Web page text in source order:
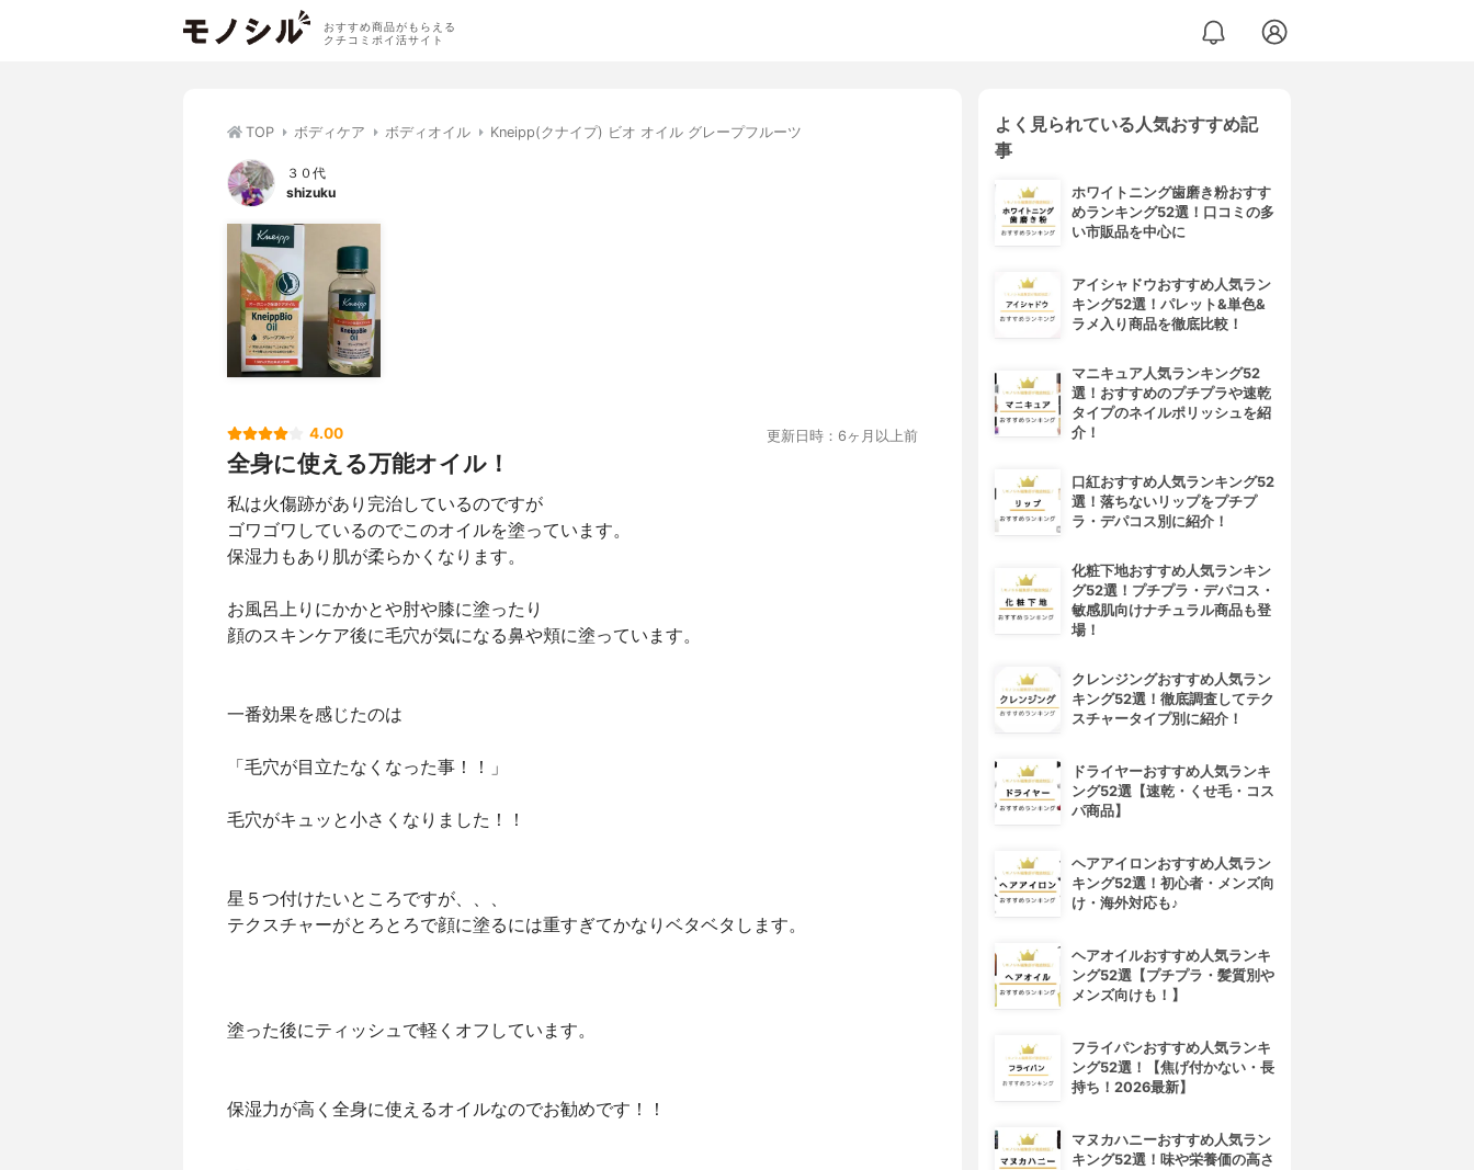
おすすめ商品がもらえる
クチコミポイ活サイト
TOP ボディケア ボディオイル Kneipp(クナイプ) ビオ オイル グレープフルーツ
３０代
shizuku
4.00 更新日時：6ヶ月以上前
全身に使える万能オイル！
私は火傷跡があり完治しているのですが
ゴワゴワしているのでこのオイルを塗っています。
保湿力もあり肌が柔らかくなります。
お風呂上りにかかとや肘や膝に塗ったり
顔のスキンケア後に毛穴が気になる鼻や頬に塗っています。
一番効果を感じたのは
「毛穴が目立たなくなった事！！」
毛穴がキュッと小さくなりました！！
星５つ付けたいところですが、、、
テクスチャーがとろとろで顔に塗るには重すぎてかなりベタベタします。
塗った後にティッシュで軽くオフしています。
保湿力が高く全身に使えるオイルなのでお勧めです！！
よく見られている人気おすすめ記
事
ホワイトニング歯磨き粉おすす
めランキング52選！口コミの多
い市販品を中心に
アイシャドウおすすめ人気ラン
キング52選！パレット&単色&
ラメ入り商品を徹底比較！
マニキュア人気ランキング52
選！おすすめのプチプラや速乾
タイプのネイルポリッシュを紹
介！
口紅おすすめ人気ランキング52
選！落ちないリップをプチプ
ラ・デパコス別に紹介！
化粧下地おすすめ人気ランキン
グ52選！プチプラ・デパコス・
敏感肌向けナチュラル商品も登
場！
クレンジングおすすめ人気ラン
キング52選！徹底調査してテク
スチャータイプ別に紹介！
ドライヤーおすすめ人気ランキ
ング52選【速乾・くせ毛・コス
パ商品】
ヘアアイロンおすすめ人気ラン
キング52選！初心者・メンズ向
け・海外対応も♪
ヘアオイルおすすめ人気ランキ
ング52選【プチプラ・髪質別や
メンズ向けも！】
フライパンおすすめ人気ランキ
ング52選！【焦げ付かない・長
持ち！2026最新】
マヌカハニーおすすめ人気ラン
キング52選！味や栄養価の高さ